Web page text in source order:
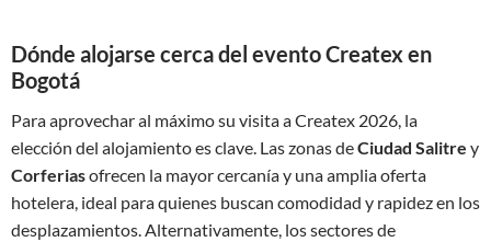
Dónde alojarse cerca del evento Createx en
Bogotá
Para aprovechar al máximo su visita a Createx 2026, la
elección del alojamiento es clave. Las zonas deCiudad Salitre y
Corferiasofrecen la mayor cercanía y una amplia oferta
hotelera, ideal para quienes buscan comodidad y rapidez en los
desplazamientos. Alternativamente, los sectores de